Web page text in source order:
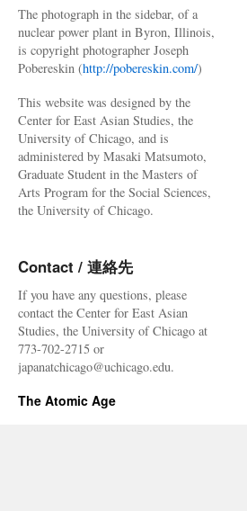
The photograph in the sidebar, of a
nuclear power plant in Byron, Illinois,
is copyright photographer Joseph
Pobereskin (http://pobereskin.com/)
This website was designed by the
Center for East Asian Studies, the
University of Chicago, and is
administered by Masaki Matsumoto,
Graduate Student in the Masters of
Arts Program for the Social Sciences,
the University of Chicago.
Contact / 連絡先
If you have any questions, please
contact the Center for East Asian
Studies, the University of Chicago at
773-702-2715 or
japanatchicago@uchicago.edu.
The Atomic Age